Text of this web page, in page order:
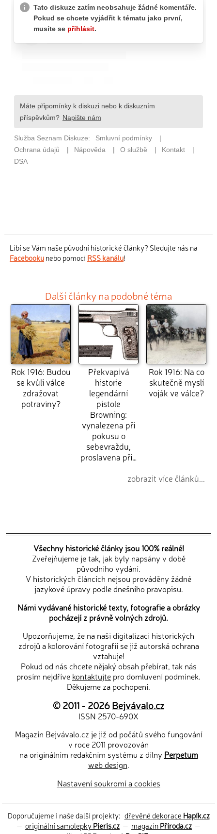
Líbí se Vám naše původní historické články? Sledujte nás na
Facebookunebo pomocí RSS kanálu!
Další články na podobné téma
Rok 1916: Budou
se kvůli válce
zdražovat
potraviny?
Překvapivá
historie
legendární
pistole
Browning:
vynalezena při
pokusu o
sebevraždu,
proslavena při…
Rok 1916: Na co
skutečně myslí
voják ve válce?
zobrazit více článků...
Všechny historické články jsou 100% reálné!
Zveřejňujeme je tak, jak byly napsány v době
původního vydání.
V historických článcích nejsou prováděny žádné
jazykové úpravy podle dnešního pravopisu.
Námi vydávané historické texty, fotografie a obrázky
pocházejí z právně volných zdrojů.
Upozorňujeme, že na naši digitalizaci historických
zdrojů a kolorování fotografií se již autorská ochrana
vztahuje!
Pokud od nás chcete nějaký obsah přebírat, tak nás
prosím nejdříve kontaktujte pro domluvení podmínek.
Děkujeme za pochopení.
© 2011 - 2026Bejvávalo.cz
ISSN 2570-690X
Magazín Bejvávalo.cz je již od počátů svého fungování
v roce 2011 provozován
na originálním redakčním systému z dílny Perpetum
web design.
Nastavení soukromí a cookies
Doporučujeme i naše další projekty: dřevěné dekorace Hapík.cz
— originální samolepkyPieris.cz — magazínPříroda.cz —